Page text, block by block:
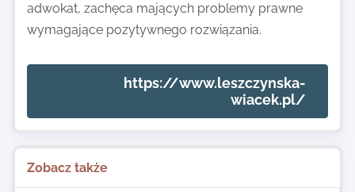
adwokat, zachęca mających problemy prawne
wymagające pozytywnego rozwiązania.
https://www.leszczynska-
wiacek.pl/
Zobacz także